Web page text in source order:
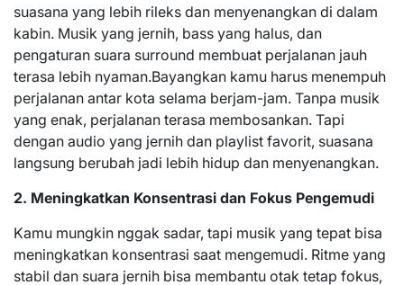
suasana yang lebih rileks dan menyenangkan di dalam
kabin. Musik yang jernih, bass yang halus, dan
pengaturan suara surround membuat perjalanan jauh
terasa lebih nyaman.Bayangkan kamu harus menempuh
perjalanan antar kota selama berjam-jam. Tanpa musik
yang enak, perjalanan terasa membosankan. Tapi
dengan audio yang jernih dan playlist favorit, suasana
langsung berubah jadi lebih hidup dan menyenangkan.
2. Meningkatkan Konsentrasi dan Fokus Pengemudi
Kamu mungkin nggak sadar, tapi musik yang tepat bisa
meningkatkan konsentrasi saat mengemudi. Ritme yang
stabil dan suara jernih bisa membantu otak tetap fokus,